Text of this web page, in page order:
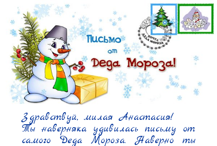
Здравствуй, милая Анастасия!
Ты наверняка удивилась письму от
самого Деда Мороза. Наверно ты